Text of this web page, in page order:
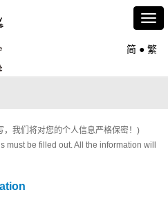
简 ● 繁
，我们将对您的个人信息严格保密！)
must be filled out. All the information will